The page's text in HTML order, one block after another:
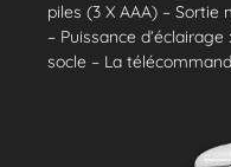
piles (3 X AAA) – Sortie
– Puissance
socle – La